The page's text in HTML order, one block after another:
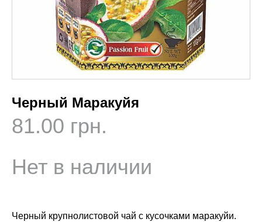
Черный Маракуйя
81.00 грн.
Нет в наличии
Черный крупнолистовой чай с кусочками маракуйи.